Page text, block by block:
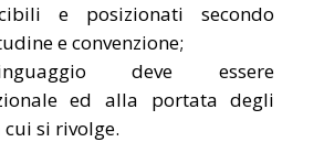
e posizionati secondo
e convenzione;
deve essere
ed alla portata degli
si rivolge.